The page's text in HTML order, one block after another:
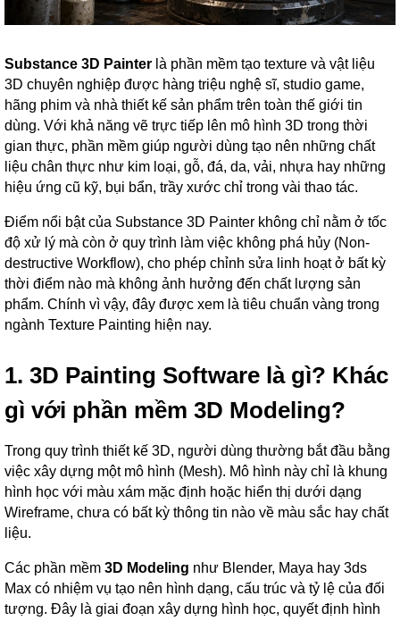
Substance 3D Painter là phần mềm tạo texture và vật liệu
3D chuyên nghiệp được hàng triệu nghệ sĩ, studio game,
hãng phim và nhà thiết kế sản phẩm trên toàn thế giới tin
dùng. Với khả năng vẽ trực tiếp lên mô hình 3D trong thời
gian thực, phần mềm giúp người dùng tạo nên những chất
liệu chân thực như kim loại, gỗ, đá, da, vải, nhựa hay những
hiệu ứng cũ kỹ, bụi bẩn, trầy xước chỉ trong vài thao tác.
Điểm nổi bật của Substance 3D Painter không chỉ nằm ở tốc
độ xử lý mà còn ở quy trình làm việc không phá hủy (Non-
destructive Workflow), cho phép chỉnh sửa linh hoạt ở bất kỳ
thời điểm nào mà không ảnh hưởng đến chất lượng sản
phẩm. Chính vì vậy, đây được xem là tiêu chuẩn vàng trong
ngành Texture Painting hiện nay.
1. 3D Painting Software là gì? Khác
gì với phần mềm 3D Modeling?
Trong quy trình thiết kế 3D, người dùng thường bắt đầu bằng
việc xây dựng một mô hình (Mesh). Mô hình này chỉ là khung
hình học với màu xám mặc định hoặc hiển thị dưới dạng
Wireframe, chưa có bất kỳ thông tin nào về màu sắc hay chất
liệu.
Các phần mềm 3D Modeling như Blender, Maya hay 3ds
Max có nhiệm vụ tạo nên hình dạng, cấu trúc và tỷ lệ của đối
tượng. Đây là giai đoạn xây dựng hình học, quyết định hình